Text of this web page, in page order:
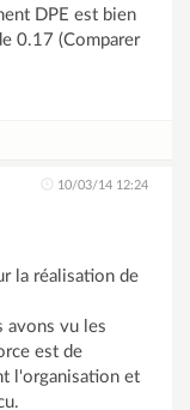
DPE est bien
0.17 (Comparer
10/03/14 12:24
la réalisation de
avons vu les
est de
l'organisation et